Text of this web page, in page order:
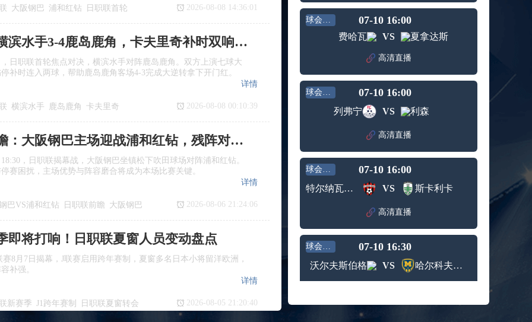
轮
标签： 2024年5
月12日
ATP罗马
大师赛
男单第2
轮
萨卡里vs加里宁娜 全场录像回放
2024年5
WTA罗
赛女单
吉隆vs卢布列夫 全场录像回放
月12日
大师赛
男单第1
兹维列夫vs达德尔里 全场录像回放
标签： 2024年5
月13日
大师赛
轮
阿纳尔迪vs贾里 全场录像回放
ATP罗马
男单第2
轮
高芙vs克里斯蒂安 全场录像回放
标签： 2024年5
月12日
WTA罗
马大师
赛女单
第3轮
托尔莫vs奥斯塔彭科 全场录像回放
WTA罗
马大师
赛女单
第3轮
斯诺克元老斯诺克世锦赛半决赛 伊戈尔-费格雷多vs德拉戈 全场录像回放
标签： 2024年5
月12日
斯诺克
诺克世
锦赛半
决赛
穆纳尔vs诺里 全场录像回放
标签： 2024年5
月12日
ATP罗马
大师赛
男单第2
MSI季中冠军赛胜者组 BLG vs T1 全场录像回放
月12日
冠军赛
KPL春季赛季后赛败者组决赛 重庆狼队 vs 苏州KSG 全场录像回放
大阪钢巴 浦和红钻 日职联首轮 2026-08-08 14:36:01
日职联：横滨水手3‑4鹿岛鹿角，卡夫里奇补时双响上演逆转绝杀
日职联首轮焦点对决，横滨水手对阵鹿岛鹿角。双方上演七球大
补时连入两球，帮助鹿岛鹿角客场4‑3完成大逆转拿下开门红。
横滨水手 鹿岛鹿角 卡夫里奇
详情
2026-08-08 00:10:39
日职联前瞻：大阪钢巴主场迎战浦和红钻，残阵对决看点十足
，日职联揭幕战，大阪钢巴坐镇松下吹田球场对阵浦和红钻。
赛困扰，主场优势与阵容磨合将成为本场比赛关键。
巴VS浦和红钻 日职联前瞻 大阪钢巴
详情
2026-08-06 21:24:06
即将打响！日职联夏窗人员变动盘点
赛8月7日揭幕，J联赛启用跨年赛制，夏窗多名日本小将留洋欧洲，
补强。
新赛季 J1跨年赛制 日职联夏窗转会
详情
2026-08-05 21:20:40
球会友谊 07-10 16:00
费哈瓦 VS 夏拿达斯
高清直播
球会友谊 07-10 16:00
列弗宁 VS 利森
高清直播
球会友谊 07-10 16:00
特尔纳瓦斯巴达克 VS 斯卡利卡
高清直播
球会友谊 07-10 16:30
沃尔夫斯伯格 VS 哈尔科夫冶金1925